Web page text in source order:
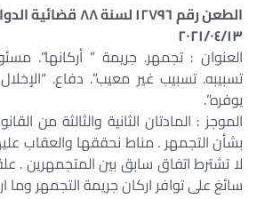
الطعن رقم ١٢٧٩٦
٢٠٢١/٠٤/١٣
العنوان : تجمهر. جريمة ” أركانها”.
تسبيبه. تسبيب غير معيب”. دفاع.
يوفره”.
بشأن التجمهر . مناط نحققها والعقاب
لا تشترط اتفاق سابق بين المتجمهرين .
سائغ على توافر اركان جريمة التجمهر وما